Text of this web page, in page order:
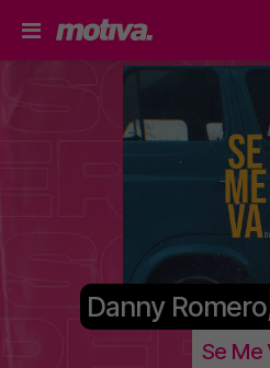
Danny
Se Me